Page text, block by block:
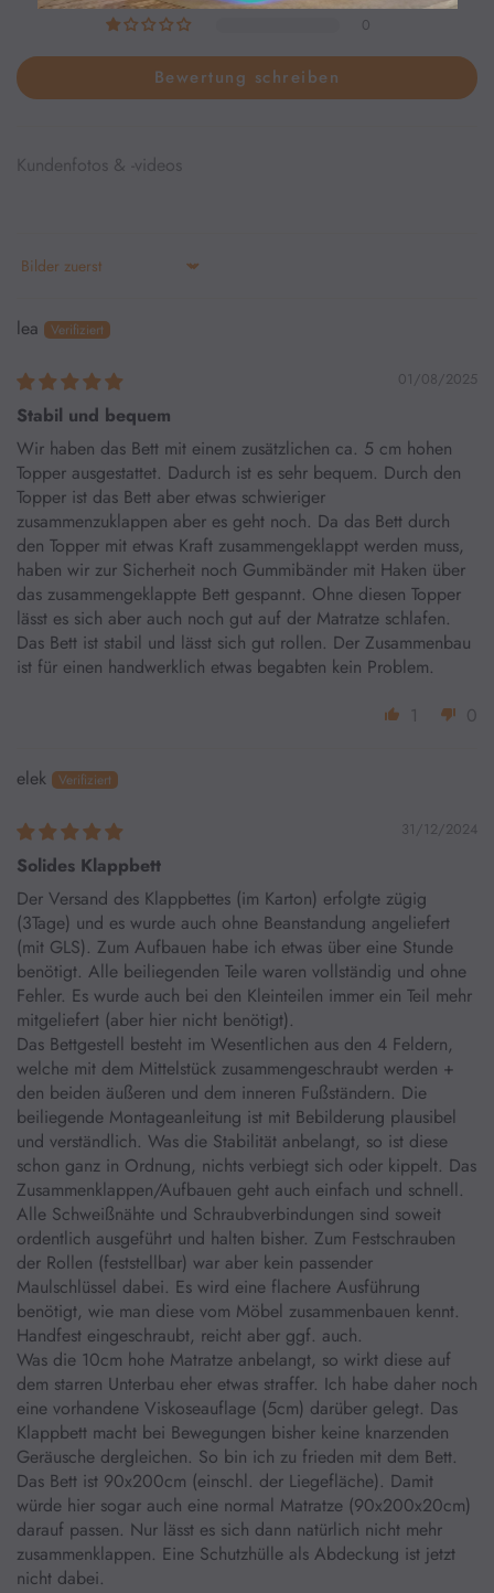
0
Bewertung schreiben
Kundenfotos & -videos
Sort by
lea
01/08/2025
Stabil und bequem
Wir haben das Bett mit einem zusätzlichen ca. 5 cm hohen
Topper ausgestattet. Dadurch ist es sehr bequem. Durch den
Topper ist das Bett aber etwas schwieriger
zusammenzuklappen aber es geht noch. Da das Bett durch
den Topper mit etwas Kraft zusammengeklappt werden muss,
haben wir zur Sicherheit noch Gummibänder mit Haken über
das zusammengeklappte Bett gespannt. Ohne diesen Topper
lässt es sich aber auch noch gut auf der Matratze schlafen.
Das Bett ist stabil und lässt sich gut rollen. Der Zusammenbau
ist für einen handwerklich etwas begabten kein Problem.
1
0
elek
31/12/2024
Solides Klappbett
Der Versand des Klappbettes (im Karton) erfolgte zügig
(3Tage) und es wurde auch ohne Beanstandung angeliefert
(mit GLS). Zum Aufbauen habe ich etwas über eine Stunde
benötigt. Alle beiliegenden Teile waren vollständig und ohne
Fehler. Es wurde auch bei den Kleinteilen immer ein Teil mehr
mitgeliefert (aber hier nicht benötigt).
Das Bettgestell besteht im Wesentlichen aus den 4 Feldern,
welche mit dem Mittelstück zusammengeschraubt werden +
den beiden äußeren und dem inneren Fußständern. Die
beiliegende Montageanleitung ist mit Bebilderung plausibel
und verständlich. Was die Stabilität anbelangt, so ist diese
schon ganz in Ordnung, nichts verbiegt sich oder kippelt. Das
Zusammenklappen/Aufbauen geht auch einfach und schnell.
Alle Schweißnähte und Schraubverbindungen sind soweit
ordentlich ausgeführt und halten bisher. Zum Festschrauben
der Rollen (feststellbar) war aber kein passender
Maulschlüssel dabei. Es wird eine flachere Ausführung
benötigt, wie man diese vom Möbel zusammenbauen kennt.
Handfest eingeschraubt, reicht aber ggf. auch.
Was die 10cm hohe Matratze anbelangt, so wirkt diese auf
dem starren Unterbau eher etwas straffer. Ich habe daher noch
eine vorhandene Viskoseauflage (5cm) darüber gelegt. Das
Klappbett macht bei Bewegungen bisher keine knarzenden
Geräusche dergleichen. So bin ich zu frieden mit dem Bett.
Das Bett ist 90x200cm (einschl. der Liegefläche). Damit
würde hier sogar auch eine normal Matratze (90x200x20cm)
darauf passen. Nur lässt es sich dann natürlich nicht mehr
zusammenklappen. Eine Schutzhülle als Abdeckung ist jetzt
nicht dabei.